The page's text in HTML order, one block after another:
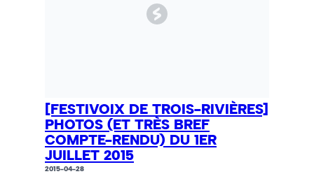
[FESTIVOIX DE TROIS-RIVIÈRES]
PHOTOS (ET TRÈS BREF
COMPTE-RENDU) DU 1ER
JUILLET 2015
2015-04-28